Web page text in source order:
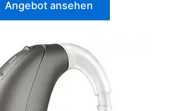
Angebot ansehen